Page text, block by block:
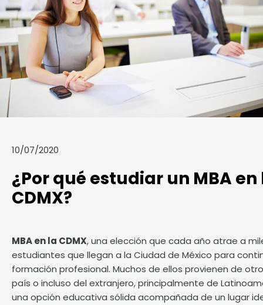
10/07/2020
¿Por qué estudiar un MBA en
CDMX?
MBA en la CDMX, una elección que cada año atrae a
estudiantes que llegan a la Ciudad de México para
formación profesional. Muchos de ellos provienen de
país o incluso del extranjero, principalmente de
una opción educativa sólida acompañada de un lugar